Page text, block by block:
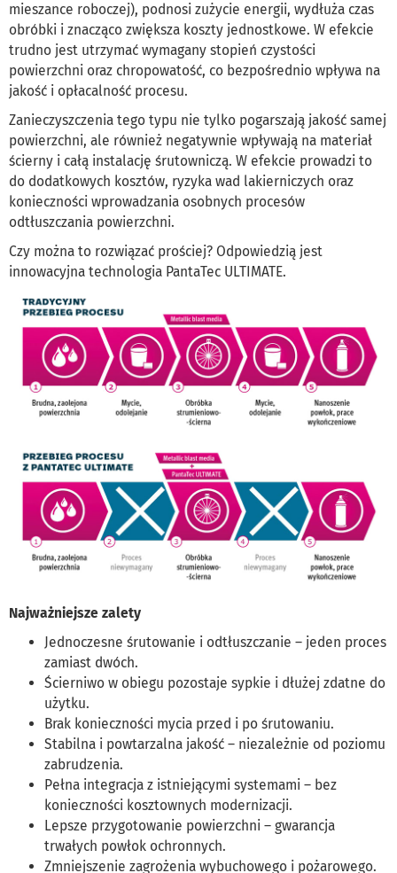
mieszance roboczej), podnosi zużycie energii, wydłuża czas
obróbki i znacząco zwiększa koszty jednostkowe. W efekcie
trudno jest utrzymać wymagany stopień czystości
powierzchni oraz chropowatość, co bezpośrednio wpływa na
jakość i opłacalność procesu.
Zanieczyszczenia tego typu nie tylko pogarszają jakość samej
powierzchni, ale również negatywnie wpływają na materiał
ścierny i całą instalację śrutowniczą. W efekcie prowadzi to
do dodatkowych kosztów, ryzyka wad lakierniczych oraz
konieczności wprowadzania osobnych procesów
odtłuszczania powierzchni.
Czy można to rozwiązać prościej? Odpowiedzią jest
innowacyjna technologia PantaTec ULTIMATE.
Najważniejsze zalety
Jednoczesne śrutowanie i odtłuszczanie – jeden proces
zamiast dwóch.
Ścierniwo w obiegu pozostaje sypkie i dłużej zdatne do
użytku.
Brak konieczności mycia przed i po śrutowaniu.
Stabilna i powtarzalna jakość – niezależnie od poziomu
zabrudzenia.
Pełna integracja z istniejącymi systemami – bez
konieczności kosztownych modernizacji.
Lepsze przygotowanie powierzchni – gwarancja
trwałych powłok ochronnych.
Zmniejszenie zagrożenia wybuchowego i pożarowego.